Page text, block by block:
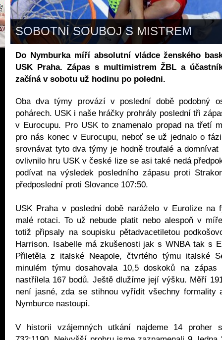
SOBOTNÍ SOUBOJ S MISTREM
Do Nymburka míří absolutní vládce ženského
USK Praha. Zápas s multimistrem ŽBL a
začíná v sobotu už hodinu po poledni.
Oba dva týmy provází v poslední době podobný
pohárech. USK i naše hráčky prohrály poslední tři
v Eurocupu. Pro USK to znamenalo propad na třetí
pro nás konec v Eurocupu, neboť se už jednalo o
srovnávat tyto dva týmy je hodně troufalé a
ovlivnilo hru USK v české lize se asi také nedá
podívat na výsledek posledního zápasu proti
předposlední proti Slovance 107:50.
USK Praha v poslední době naráželo v Eurolize na
malé rotaci. To už nebude platit nebo alespoň v
totiž připsaly na soupisku pětadvacetiletou
Harrison. Isabelle má zkušenosti jak s WNBA tak s
Přiletěla z italské Neapole, čtvrtého týmu italské
minulém týmu dosahovala 10,5 doskoků na
nastřílela 167 bodů. Ještě dlužíme její výšku. Měří
není jasné, zda se stihnou vyřídit všechny formality
Nymburce nastoupí.
V historii vzájemných utkání najdeme 14 proher